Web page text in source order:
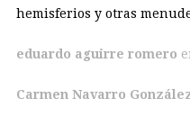
hemisferios y otras
eduardo aguirre romero
Carmen Navarro